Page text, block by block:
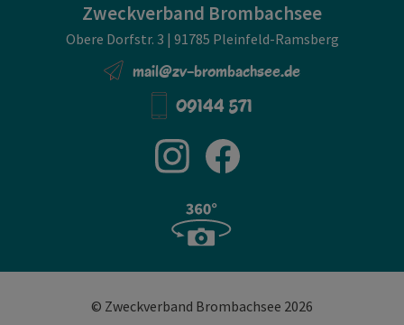
Zweckverband Brombachsee
Obere Dorfstr. 3 | 91785 Pleinfeld-Ramsberg
mail@zv-brombachsee.de
09144 571
© Zweckverband Brombachsee 2026